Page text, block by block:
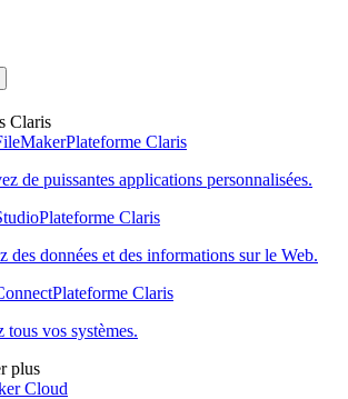
Claris
Plateforme Claris
de puissantes applications personnalisées.
Plateforme Claris
des données et des informations sur le Web.
Plateforme Claris
tous vos systèmes.
plus
Cloud